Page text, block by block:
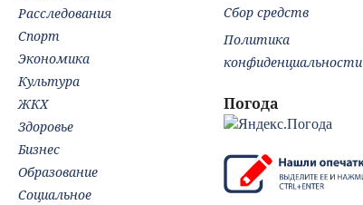
Расследования
Спорт
Экономика
Культура
ЖКХ
Здоровье
Бизнес
Образование
Социальное
Сбор средств
Политика
конфиденциальности
Погода